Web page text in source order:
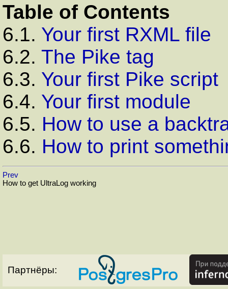
Table of Contents
6.1. Your first RXML file
6.2. The Pike tag
6.3. Your first Pike script
6.4. Your first module
6.5. How to use a
6.6. How to print
Prev
How to get UltraLog working
Партнёры: